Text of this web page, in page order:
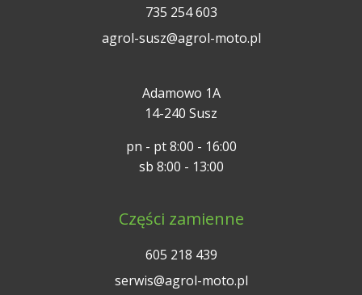
735 254 603
agrol-susz@agrol-moto.pl
Adamowo 1A
14-240 Susz
pn - pt 8:00 - 16:00
sb 8:00 - 13:00
Części zamienne
605 218 439
serwis@agrol-moto.pl